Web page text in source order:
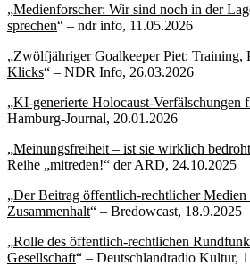
„Medienforscher: Wir sind noch in der
sprechen“ – ndr info, 11.05.2026
„Zwölfjähriger Goalkeeper Piet: Training,
Klicks“ – NDR Info, 26.03.2026
„KI-generierte Holocaust-Verfälschungen
Hamburg-Journal, 20.01.2026
„Meinungsfreiheit – ist sie wirklich
Reihe „mitreden!“ der ARD, 24.10.2025
„Der Beitrag öffentlich-rechtlicher Medien
Zusammenhalt“ – Bredowcast, 18.9.2025
„Rolle des öffentlich-rechtlichen
Gesellschaft“ – Deutschlandradio Kultur,